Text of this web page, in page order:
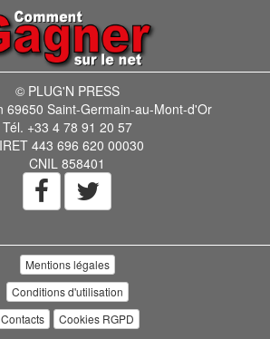
© PLUG'N PRESS
69650 Saint-Germain-au-Mont-d'Or
Tél. +33 4 78 91 20 57
443 696 620 00030
CNIL 858401
Mentions légales
Conditions d'utilisation
Contacts
Cookies RGPD